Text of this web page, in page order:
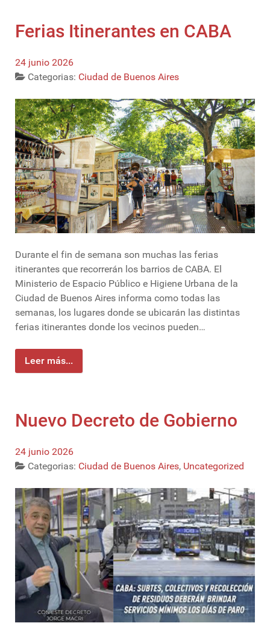
Ferias Itinerantes en CABA
24 junio 2026
Categorias: Ciudad de Buenos Aires
Durante el fin de semana son muchas las ferias
itinerantes que recorrerán los barrios de CABA. El
Ministerio de Espacio Público e Higiene Urbana de la
Ciudad de Buenos Aires informa como todas las
semanas, los lugares donde se ubicarán las distintas
ferias itinerantes donde los vecinos pueden…
Leer más...
Nuevo Decreto de Gobierno
24 junio 2026
Categorias: Ciudad de Buenos Aires, Uncategorized